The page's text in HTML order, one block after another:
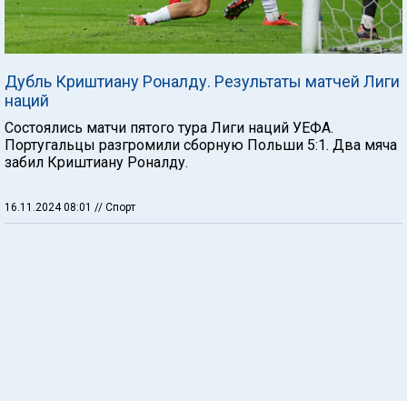
Дубль Криштиану Роналду. Результаты матчей Лиги
наций
Состоялись матчи пятого тура Лиги наций УЕФА.
Португальцы разгромили сборную Польши 5:1. Два мяча
забил Криштиану Роналду.
16.11.2024 08:01 // Спорт